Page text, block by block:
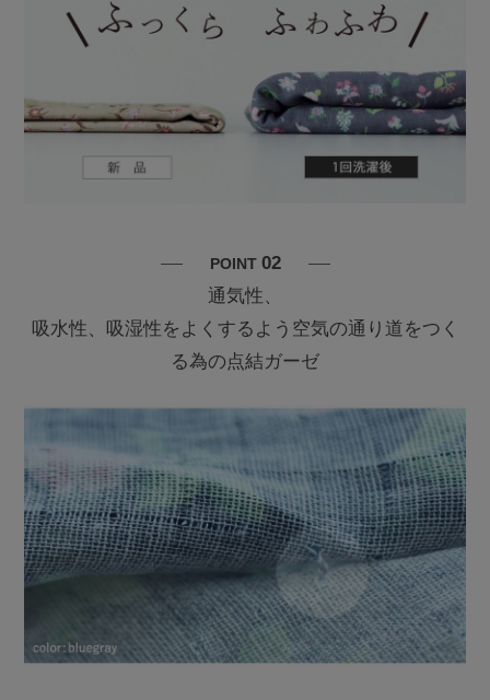
POINT 02
通気性、
吸水性、吸湿性をよくするよう空気の通り道をつく
る為の点結ガーゼ